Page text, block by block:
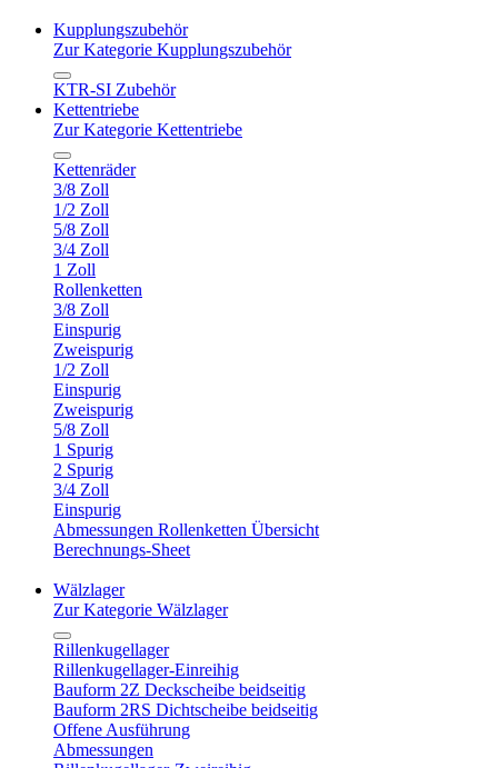
Kupplungszubehör
Zur Kategorie Kupplungszubehör
KTR-SI Zubehör
Kettentriebe
Zur Kategorie Kettentriebe
Kettenräder
3/8 Zoll
1/2 Zoll
5/8 Zoll
3/4 Zoll
1 Zoll
Rollenketten
3/8 Zoll
Einspurig
Zweispurig
1/2 Zoll
Einspurig
Zweispurig
5/8 Zoll
1 Spurig
2 Spurig
3/4 Zoll
Einspurig
Abmessungen Rollenketten Übersicht
Berechnungs-Sheet
Wälzlager
Zur Kategorie Wälzlager
Rillenkugellager
Rillenkugellager-Einreihig
Bauform 2Z Deckscheibe beidseitig
Bauform 2RS Dichtscheibe beidseitig
Offene Ausführung
Abmessungen